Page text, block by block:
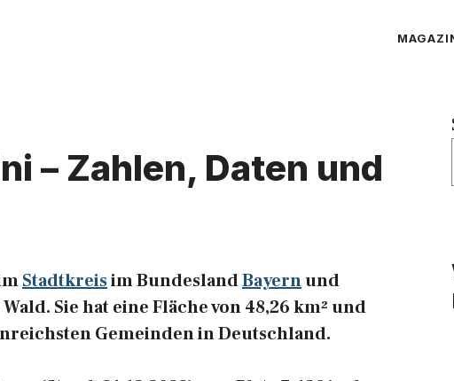
– Zahlen, Daten und
Stadtkreisim BundeslandBayernund
Sie hat eine Fläche von 48,26 km² und
Gemeinden in Deutschland.